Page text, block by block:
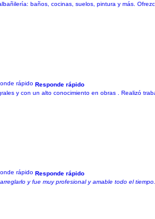
baños, cocinas, suelos, pintura y más.
Responde rápido
y con un alto conocimiento en obras . Realizó
Responde rápido
y fue muy profesional y amable todo el